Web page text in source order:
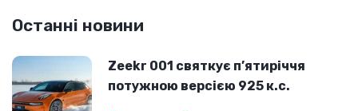
Останні новини
Zeekr 001 святкує п’ятиріччя
потужною версією 925 к.с.